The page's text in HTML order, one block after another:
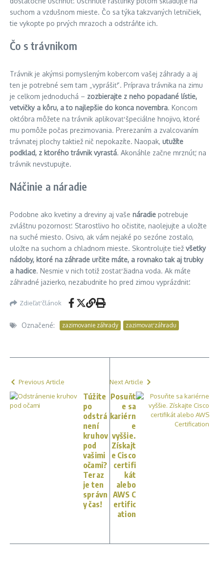
suchom a vzdušnom mieste. Čo sa týka takzvaných letničiek,
tie vykopte po prvých mrazoch a odstráňte ich.
Čo s trávnikom
Trávnik je akýmsi pomysleným kobercom vašej záhrady a aj
ten je potrebné sem tam „vyprášiť“. Príprava trávnika na zimu
je celkom jednoduchá – zozbierajte z neho popadané lístie,
vetvičky a kôru, a to najlepšie do konca novembra. Koncom
októbra môžete na trávnik aplikovať špeciálne hnojivo, ktoré
mu pomôže počas prezimovania. Prerezaním a zvalcovaním
trávnatej plochy taktiež nič nepokazíte. Naopak, utužíte
podklad, z ktorého trávnik vyrastá. Akonáhle začne mrznúť, na
trávnik nevstupujte.
Náčinie a náradie
Podobne ako kvetiny a dreviny aj vaše náradie potrebuje
zvláštnu pozornosť. Starostlivo ho očistite, naolejujte a uložte
na suché miesto. Osivo, ak vám nejaké po sezóne zostalo,
uložte na suchom a chladnom mieste. Skontrolujte tiež všetky
nádoby, ktoré na záhrade určite máte, a rovnako tak aj trubky
a hadice. Nesmie v nich totiž zostať žiadna voda. Ak máte
záhradné jazierko, nezabudnite ho pred zimou vyprázdniť.
Zdieľať článok
Označené: zazimovanie záhrady zazimovať záhradu
Previous Article
Túžite
po
odstrá
není
kruhov
pod
vašimi
očami?
Teraz
je ten
správn
y čas!
Next Article
Posuňt
e sa
kariérn
e
vyššie.
Získajt
e Cisco
certifi
kát
alebo
AWS C
ertific
ation